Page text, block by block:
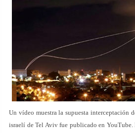
Un vídeo muestra la supuesta interceptación
israelí de Tel Aviv fue publicado en YouTube.